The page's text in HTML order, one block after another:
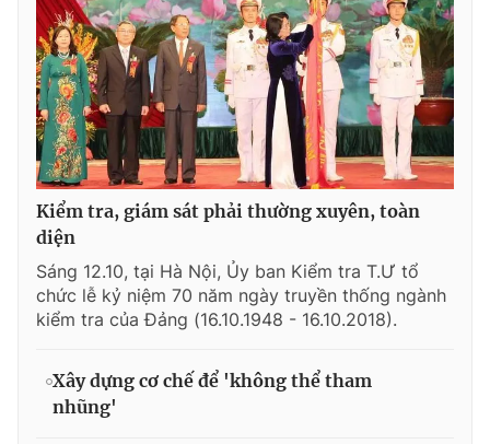
Kiểm tra, giám sát phải thường xuyên, toàn
diện
Sáng 12.10, tại Hà Nội, Ủy ban Kiểm tra T.Ư tổ
chức lễ kỷ niệm 70 năm ngày truyền thống ngành
kiểm tra của Đảng (16.10.1948 - 16.10.2018).
Xây dựng cơ chế để 'không thể tham
nhũng'